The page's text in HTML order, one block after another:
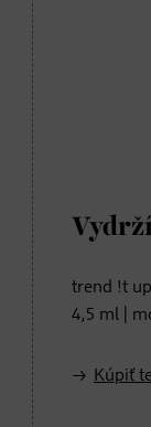
trend !t
4,5 ml |
Kúpiť